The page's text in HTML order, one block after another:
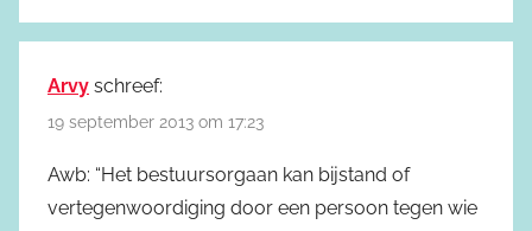
Arvy schreef:
19 september 2013 om 17:23
Awb: “Het bestuursorgaan kan bijstand of
vertegenwoordiging door een persoon tegen wie